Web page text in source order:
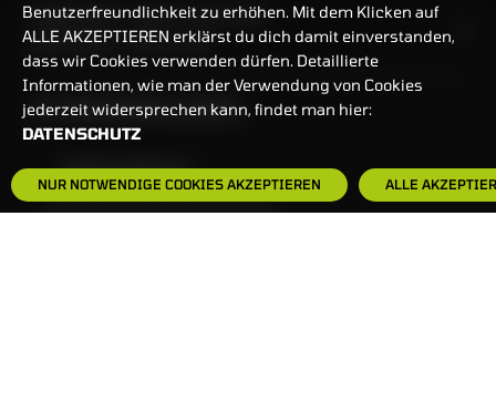
BANKEINSTELLUNGEN
HÄUFIG GESUCHT:
HANDELSZEIT
MO-FR: 7:30-23 UHR
ZERTIFIKATE
8:00-22 UHR
Benutzerfreundlichkeit zu erhöhen. Mit dem Klicken auf
ALLE AKZEPTIEREN erklärst du dich damit einverstanden,
dass wir Cookies verwenden dürfen. Detaillierte
Informationen, wie man der Verwendung von Cookies
jederzeit widersprechen kann, findet man hier:
DATENSCHUTZ
NUR NOTWENDIGE COOKIES AKZEPTIEREN ALLE